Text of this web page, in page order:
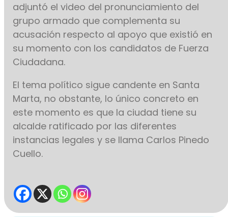
adjuntó el video del pronunciamiento del
grupo armado que complementa su
acusación respecto al apoyo que existió en
su momento con los candidatos de Fuerza
Ciudadana.
El tema político sigue candente en Santa
Marta, no obstante, lo único concreto en
este momento es que la ciudad tiene su
alcalde ratificado por las diferentes
instancias legales y se llama Carlos Pinedo
Cuello.